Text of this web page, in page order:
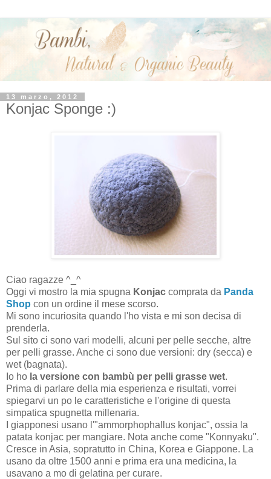
13 marzo, 2012
Konjac Sponge :)
Ciao ragazze ^_^
Oggi vi mostro la mia spugna Konjac comprata da Panda
Shop con un ordine il mese scorso.
Mi sono incuriosita quando l'ho vista e mi son decisa di
prenderla.
Sul sito ci sono vari modelli, alcuni per pelle secche, altre
per pelli grasse. Anche ci sono due versioni: dry (secca) e
wet (bagnata).
Io ho la versione con bambù per pelli grasse wet.
Prima di parlare della mia esperienza e risultati, vorrei
spiegarvi un po le caratteristiche e l'origine di questa
simpatica spugnetta millenaria.
I giapponesi usano l'"ammorphophallus konjac", ossia la
patata konjac per mangiare. Nota anche come "Konnyaku".
Cresce in Asia, sopratutto in China, Korea e Giappone. La
usano da oltre 1500 anni e prima era una medicina, la
usavano a mo di gelatina per curare.